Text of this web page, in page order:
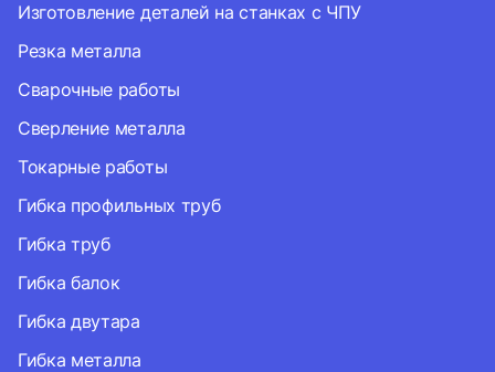
Изготовление деталей на станках с ЧПУ
Резка металла
Сварочные работы
Сверление металла
Токарные работы
Гибка профильных труб
Гибка труб
Гибка балок
Гибка двутара
Гибка металла